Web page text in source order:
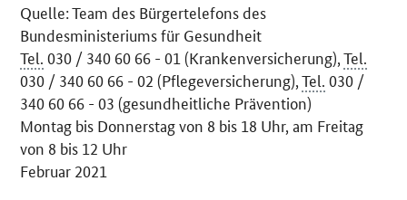
Quelle: Team des Bürgertelefons des
Bundesministeriums für Gesundheit
Tel. 030 / 340 60 66 - 01 (Krankenversicherung),Tel.
030 / 340 60 66 - 02 (Pflegeversicherung),Tel. 030 /
340 60 66 - 03 (gesundheitliche Prävention)
Montag bis Donnerstag von 8 bis 18 Uhr, am Freitag
von 8 bis 12 Uhr
Februar 2021